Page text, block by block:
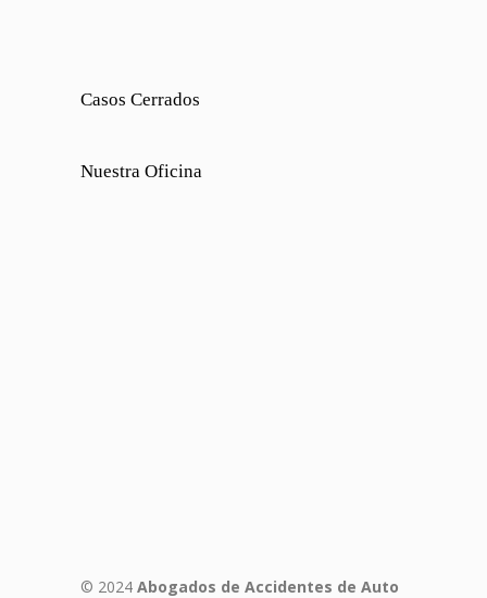
Casos Cerrados
Nuestra Oficina
© 2024 Abogados de Accidentes de Auto